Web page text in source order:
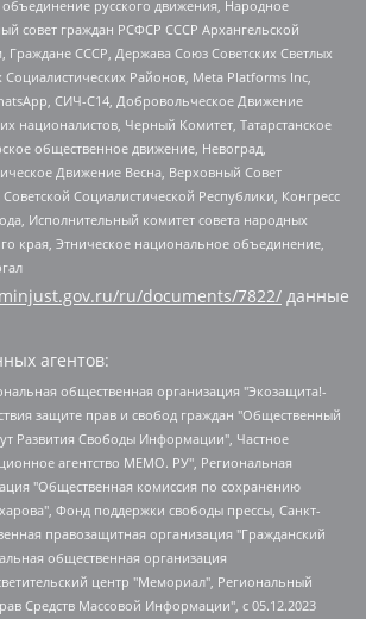
объединение русского движения, Народное
совет граждан РСФСР СССР Архангельской
Граждане СССР, Держава Союз Советских Светлых
Социалистических Районов, Meta Platforms Inc,
СИЧ-С14, Добровольческое Движение
националистов, Черный Комитет, Татарстанское
общественное движение, Невоград,
Движение Весна, Верховный Совет
Социалистической Республики, Конгресс
Исполнительный комитет совета народных
края, Этническое национальное объединение,
ru/documents/7822/ данные
агентов:
Маркелов Сергей Евгеньевич, Пономарев Лев Александрович, Савицкая Людмила Алексеевна, Автономная некоммерческая организация "Центр по работе с проблемой насилия "НАСИЛИЮ.НЕТ", Межрегиональный профессиональный союз работников здравоохранения "Альянс врачей", Юридическое лицо, зарегистрированное в Латвийской Республике, SIA "Medusa Project" (регистрационный номер 40103797863, дата регистрации 10.06.2014), Некоммерческая организация "Фонд по борьбе с коррупцией", Автономная некоммерческая организация "Институт права и публичной политики", Баданин Роман Сергеевич, Гликин Максим Александрович, Железнова Мария Михайловна, Лукьянова Юлия Сергеевна, Маетная Елизавета Витальевна, Маняхин Петр Борисович, Чуракова Ольга Владимировна, Ярош Юлия Петровна, Юридическое лицо "The Insider SIA", зарегистрированное в Риге, Латвийская Республика (дата регистрации 26.06.2015), являющееся администратором доменного имени интернет-издания "The Insider SIA", https://theins.ru, Постернак Алексей Евгеньевич, Рубин Михаил Аркадьевич, Анин Роман Александрович, Юридическое лицо Istories fonds, зарегистрированное в Латвийской Республике (регистрационный номер 50008295751, дата регистрации 24.02.2020), Великовский Дмитрий Александрович, Долинина Ирина Николаевна, Мароховская Алеся Алексеевна, Шлейнов Роман Юрьевич, Шмагун Олеся Валентиновна, Общество с ограниченной ответственностью "Альтаир 2021", Общество с ограниченной ответственностью "Вега 2021", Общество с ограниченной ответственностью "Главный редактор 2021", Общество с ограниченной ответственностью "Ромашки монолит", Важенков Артем Валерьевич, Ивановская областная общественная организация "Центр гендерных исследований", Гурман Юрий Альбертович, Медиапроект "ОВД-Инфо", Егоров Владимир Владимирович, Жилинский Владимир Александрович, Общество с ограниченной ответственностью "ЗП", Иванова София Юрьевна, Карезина Инна Павловна, Кильтау Екатерина Викторовна, Петров Алексей Викторович, Пискунов Сергей Евгеньевич, Смирнов Сергей Сергеевич, Тихонов Михаил Сергеевич, Общество с ограниченной ответственностью "ЖУРНАЛИСТ-ИНОСТРАННЫЙ АГЕНТ", Арапова Галина Юрьевна, Вольтская Татьяна Анатольевна, Американская компания "Mason G.E.S. Anonymous Foundation" (США), являющаяся владельцем интернет-издания https://mnews.world/, Компания "Stichting Bellingcat", зарегистрированная в Нидерландах (дата регистрации 11.07.2018), Захаров Андрей Вячеславович, Клепиковская Екатерина Дмитриевна, Общество с ограниченной ответственностью "МЕМО", Перл Роман Александрович, Симонов Евгений Алексеевич, Соловьева Елена Анатольевна, Сотников Даниил Владимирович, Сурначева Елизавета Дмитриевна, Автономная некоммерческая организация по защите прав человека и информированию населения "Якутия – Наше Мнение", Общество с ограниченной ответственностью "Москоу диджитал медиа", с 26.01.2023 Общество с ограниченной ответственностью "Чайка Белые сады", Ветошкина Валерия Валерьевна, Заговора Максим Александрович, Межрегиональное общественное движение "Российская ЛГБТ - сеть", Оленичев Максим Владимирович, Павлов Иван Юрьевич, Скворцова Елена Сергеевна, Общество с ограниченной ответственностью "Как бы инагент", Кочетков Игорь Викторович, Общество с ограниченной ответственностью "Честные выборы", Еланчик Олег Александрович, Общество с ограниченной ответственностью "Нобелевский призыв", Гималова Регина Эмилевна, Григорьев Андрей Валерьевич, Григорьева Алина Александровна, Ассоциация по содействию защите прав призывников, альтернативнослужащих и военнослужащих "Правозащитная группа "Гражданин.Армия.Право", Хисамова Регина Фаритовна, Автономная некоммерческая организация по реализации социально-правовых программ "Лилит", Дальневосточное общественное движение "Маяк", Санкт-Петербургская ЛГБТ-инициативная группа "Выход", Инициативная группа ЛГБТ+ "Реверс", Алексеев Андрей Викторович, Бекбулатова Таисия Львовна, Беляев Иван Михайлович, Владыкина Елена Сергеевна, Гельман Марат Александрович, Никульшина Вероника Юрьевна, Толоконникова Надежда Андреевна, Шендерович Виктор Анатольевич, Общество с ограниченной ответственностью "Данное сообщение", Общество с ограниченной ответственностью Издательский дом "Новая глава", Айнбиндер Александра Александровна, Московский комьюнити-центр для ЛГБТ+инициатив, Благотворительный фонд развития филантропии, Deutsche Welle (Германия, Kurt-Schumacher-Strasse 3, 53113 Bonn), Борзунова Мария Михайловна, Воробьев Виктор Викторович, Голубева Анна Львовна, Константинова Алла Михайловна, Малкова Ирина Владимировна, Мурадов Мурад Абдулгалимович, Осетинская Елизавета Николаевна, Понасенков Евгений Николаевич, Ганапольский Матвей Юрьевич, Киселев Евгений Алексеевич, Борухович Ирина Григорьевна, Дремин Иван Тимофеевич, Дубровский Дмитрий Викторович, Красноярская региональная общественная организация поддержки и развития альтернативных образовательных технологий и межкультурных коммуникаций "ИНТЕРРА", Маяковская Екатерина Алексеевна, Фейгин Марк Захарович, Филимонов Андрей Викторович, Дзугкоева Регина Николаевна, Доброхотов Роман Александрович, Дудь Юрий Александрович, Елкин Сергей Владимирович, Кругликов Кирилл Игоревич, Сабунаева Мария Леонидовна, Семенов Алексей Владимирович, Шаинян Карен Багратович, Шульман Екатерина Михайловна, Асафьев Артур Валерьевич, Вахштайн Виктор Семенович, Венедиктов Алексей Алексеевич, Лушникова Екатерина Евгеньевна, Волков Леонид Михайлович, Невзоров Александр Глебович, Пархоменко Сергей Борисович, Сироткин Ярослав Николаевич, Кара-Мурза Владимир Владимирович, Баранова Наталья Владимировна, Гозман Леонид Яковлевич, Кагарлицкий Борис Юльевич, Климарев Михаил Валерьевич, Милов Владимир Станиславович, Автономная некоммерческая организация Краснодарский центр современного искусства "Типография", Моргенштерн Алишер Тагирович, Соболь Любовь Эдуардовна, Общество с ограниченной ответственностью "ЛИЗА НОРМ", Каспаров Гарри Кимович, Ходорковский Михаил Борисович, Общество с ограниченной ответственностью "Апрельские тезисы", Данилович Ирина Брониславовна, Кашин Олег Владимирович, Петров Николай Владимирович, Пивоваров Алексей Владимирович, Соколов Михаил Владимирович, Цветкова Юлия Владимировна, Чичваркин Евгений Александрович, Комитет против пыток/Команда против пыток, Общество с ограниченной ответственностью "Первый научный", Общество с ограниченной ответственностью "Вертолет и ко", Белоцерковская Вероника Борисовна, Кац Максим Евгеньевич, Лазарева Татьяна Юрьевна, Шаведдинов Руслан Табризович, Яшин Илья Валерьевич, Общество с ограниченной ответственностью "Иноагент ААВ", Алешковский Дмитрий Петрович, Альбац Евгения Марковна, Быков Дмитрий Львович, Галямина Юлия Евгеньевна, Лойко Сергей Леонидович, Мартынов Кирилл Константинович, Медведев Сергей Александрович, Крашенинников Федор Геннадиевич, Гордеева Катерина Вл